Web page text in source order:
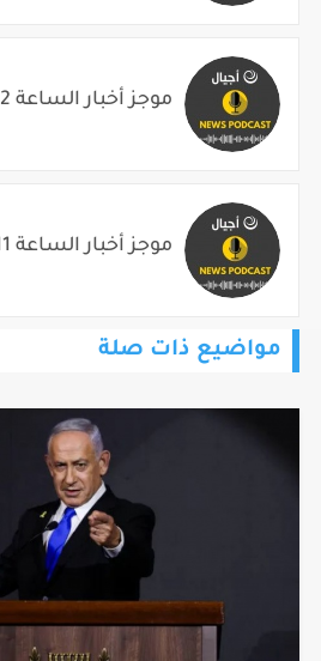
موجز أخبار الساعة 12م 2026/08/08
موجز أخبار الساعة 11ص 2026/08/08
مواضيع ذات صلة